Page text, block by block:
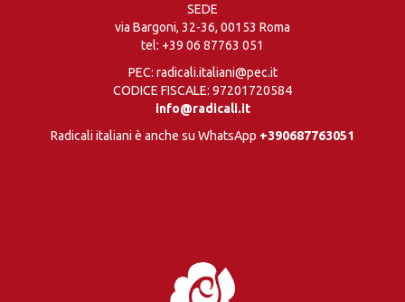
SEDE
via Bargoni, 32-36, 00153 Roma
tel: +39 06 87763 051
PEC: radicali.italiani@pec.it
CODICE FISCALE: 97201720584
info@radicali.it
Radicali italiani è anche su WhatsApp +390687763051